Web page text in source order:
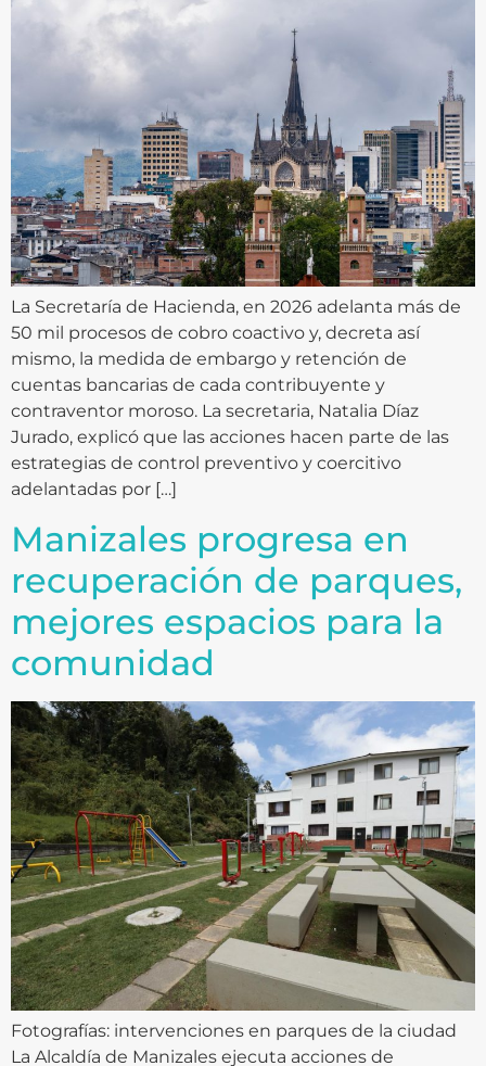
La Secretaría de Hacienda, en 2026 adelanta más de
50 mil procesos de cobro coactivo y, decreta así
mismo, la medida de embargo y retención de
cuentas bancarias de cada contribuyente y
contraventor moroso. La secretaria, Natalia Díaz
Jurado, explicó que las acciones hacen parte de las
estrategias de control preventivo y coercitivo
adelantadas por […]
Manizales progresa en
recuperación de parques,
mejores espacios para la
comunidad
Fotografías: intervenciones en parques de la ciudad
La Alcaldía de Manizales ejecuta acciones de